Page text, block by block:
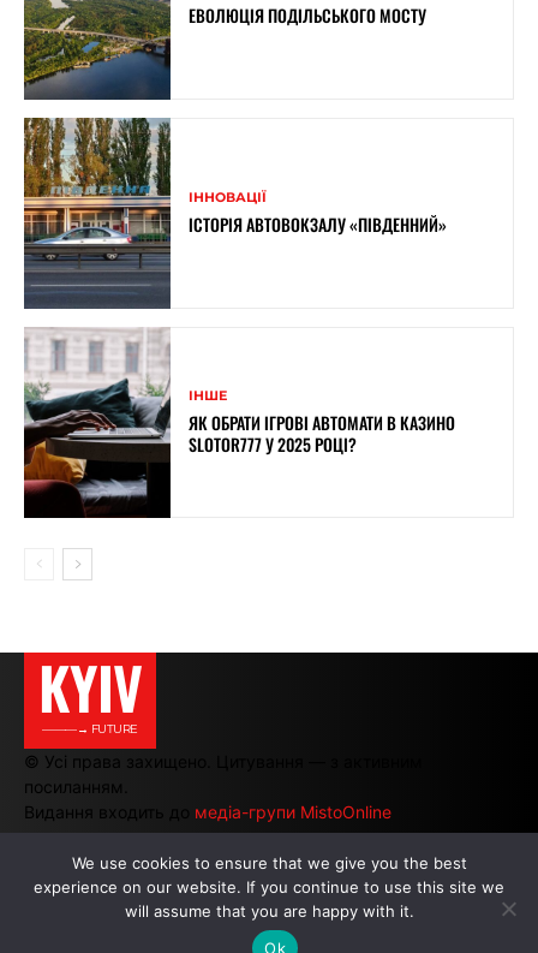
ЕВОЛЮЦІЯ ПОДІЛЬСЬКОГО МОСТУ
ІННОВАЦІЇ
ІСТОРІЯ АВТОВОКЗАЛУ «ПІВДЕННИЙ»
ІНШЕ
ЯК ОБРАТИ ІГРОВІ АВТОМАТИ В КАЗИНО
SLOTOR777 У 2025 РОЦІ?
KYIV
———→ FUTURE
© Усі права захищено. Цитування — з активним
посиланням.
Видання входить до медіа-групи MistoOnline
АВТОРИ | РЕКЛАМА НА САЙТІ
We use cookies to ensure that we give you the best
experience on our website. If you continue to use this site we
will assume that you are happy with it.
Ok